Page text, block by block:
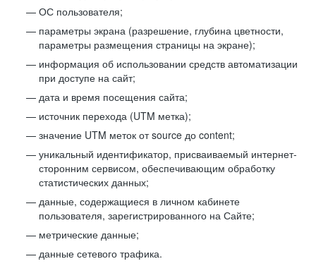
ОС пользователя;
параметры экрана (разрешение, глубина цветности,
параметры размещения страницы на экране);
информация об использовании средств автоматизации
при доступе на сайт;
дата и время посещения сайта;
источник перехода (UTM метка);
значение UTM меток от source до content;
уникальный идентификатор, присваиваемый интернет-
сторонним сервисом, обеспечивающим обработку
статистических данных;
данные, содержащиеся в личном кабинете
пользователя, зарегистрированного на Сайте;
метрические данные;
данные сетевого трафика.